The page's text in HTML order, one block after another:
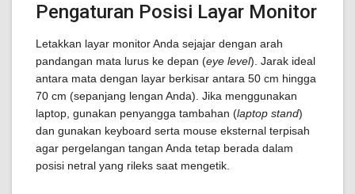
Pengaturan Posisi Layar Monitor
Letakkan layar monitor Anda sejajar dengan arah
pandangan mata lurus ke depan (eye level). Jarak ideal
antara mata dengan layar berkisar antara 50 cm hingga
70 cm (sepanjang lengan Anda). Jika menggunakan
laptop, gunakan penyangga tambahan (laptop stand)
dan gunakan keyboard serta mouse eksternal terpisah
agar pergelangan tangan Anda tetap berada dalam
posisi netral yang rileks saat mengetik.